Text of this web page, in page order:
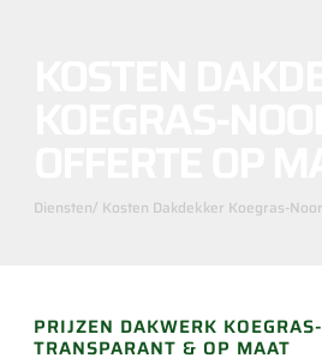
Diensten/ Kosten Dakdekker Koegras-
PRIJZEN DAKWERK
TRANSPARANT & OP MAAT